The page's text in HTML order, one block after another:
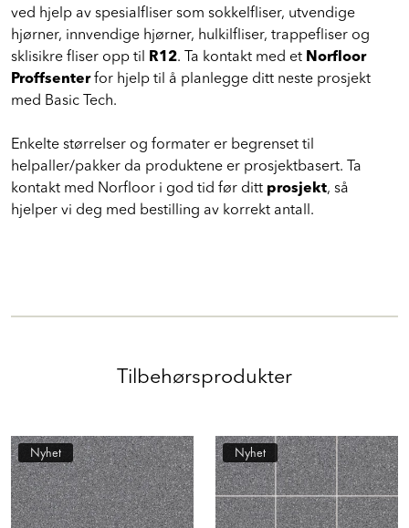
ved hjelp av spesialfliser som sokkelfliser, utvendige
hjørner, innvendige hjørner, hulkilfliser, trappefliser og
sklisikre fliser opp til
R12. Ta kontakt med et Norfloor
Proffsenterfor hjelp til å planlegge ditt neste prosjekt
med Basic Tech.
Enkelte størrelser og formater er begrenset til
helpaller/pakker da produktene er prosjektbasert. Ta
kontakt med Norfloor i god tid før ditt prosjekt, så
hjelper vi deg med bestilling av korrekt antall.
Tilbehørsprodukter
Nyhet Nyhet